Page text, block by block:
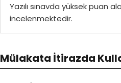
Yazılı sınavda yüksek puan
incelenmektedir.
Mülakata İtirazda